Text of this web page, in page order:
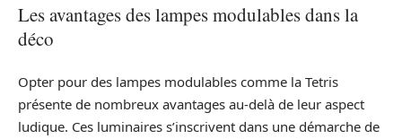
Les avantages des lampes modulables dans la
déco
Opter pour des lampes modulables comme la Tetris
présente de nombreux avantages au-delà de leur aspect
ludique. Ces luminaires s’inscrivent dans une démarche de